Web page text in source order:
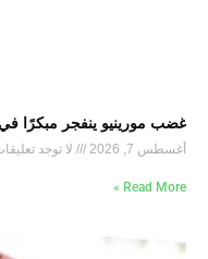
غضب مورينيو ينفجر مبكرًا
أغسطس 7, 2026 لا توجد
Read More »